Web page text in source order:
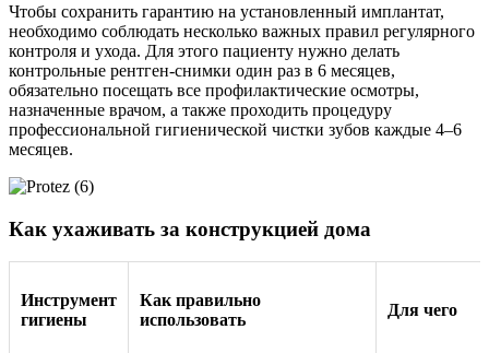
Чтобы сохранить гарантию на установленный имплантат,
необходимо соблюдать несколько важных правил регулярного
контроля и ухода. Для этого пациенту нужно делать
контрольные рентген-снимки один раз в 6 месяцев,
обязательно посещать все профилактические осмотры,
назначенные врачом, а также проходить процедуру
профессиональной гигиенической чистки зубов каждые 4–6
месяцев.
Как ухаживать за конструкцией дома
Инструмент
гигиены
Как правильно
использовать
Для чего